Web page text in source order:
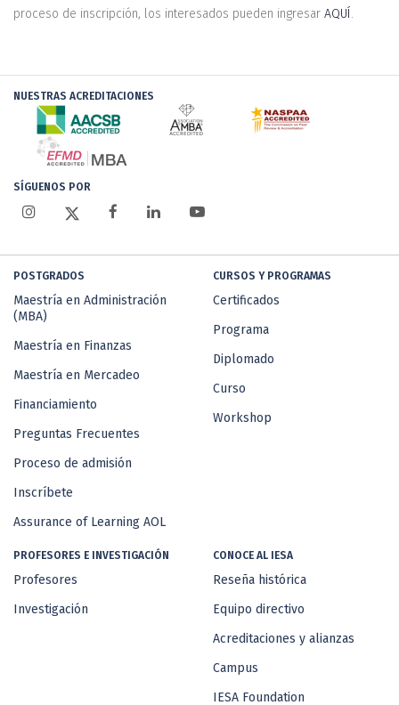
proceso de inscripción, los interesados pueden ingresar AQUÍ.
NUESTRAS ACREDITACIONES
SÍGUENOS POR
POSTGRADOS
Maestría en Administración
(MBA)
Maestría en Finanzas
Maestría en Mercadeo
Financiamiento
Preguntas Frecuentes
Proceso de admisión
Inscríbete
Assurance of Learning AOL
CURSOS Y PROGRAMAS
Certificados
Programa
Diplomado
Curso
Workshop
PROFESORES E INVESTIGACIÓN
Profesores
Investigación
CONOCE AL IESA
Reseña histórica
Equipo directivo
Acreditaciones y alianzas
Campus
IESA Foundation